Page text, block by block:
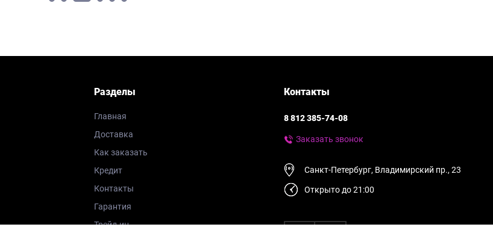
Разделы
Главная
Доставка
Как заказать
Кредит
Контакты
Гарантия
Трейд-ин
Контакты
8 812 385-74-08
Заказать звонок
Санкт-Петербург, Владимирский пр., 23
Открыто до 21:00